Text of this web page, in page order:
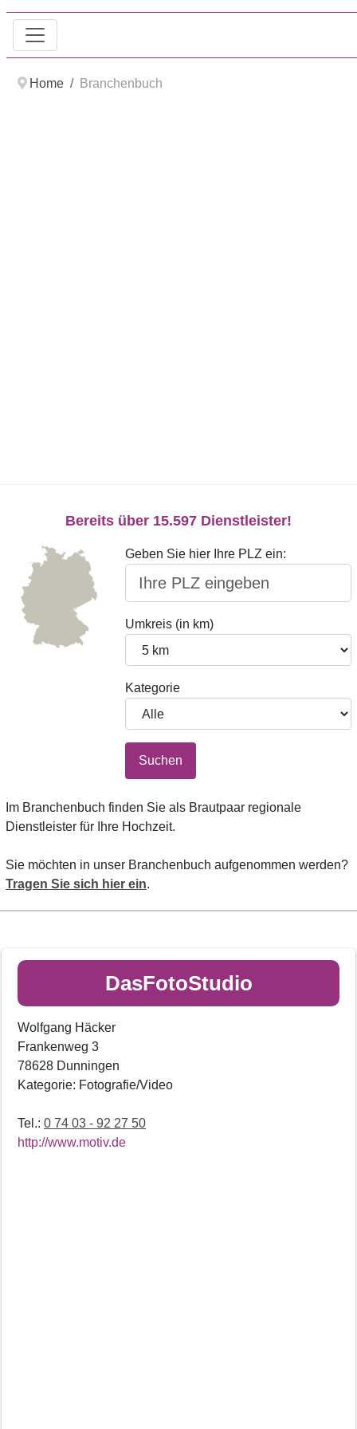
Home Branchenbuch
Bereits über 15.597 Dienstleister!
Geben Sie hier Ihre PLZ ein:
Umkreis (in km)
Kategorie
Suchen
Im Branchenbuch finden Sie als Brautpaar regionale
Dienstleister für Ihre Hochzeit.
Sie möchten in unser Branchenbuch aufgenommen werden?
Tragen Sie sich hier ein.
DasFotoStudio
Wolfgang Häcker
Frankenweg 3
78628 Dunningen
Kategorie: Fotografie/Video
Tel.: 0 74 03 - 92 27 50
http://www.motiv.de